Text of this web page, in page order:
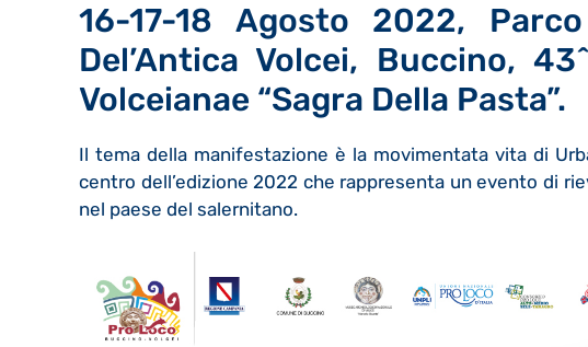
16-17-18 Agosto 2022,
Del’Antica Volcei, Buccino,
Volceianae “Sagra Della Pasta”.
Il tema della manifestazione è la movimentata vita di
centro dell’edizione 2022 che rappresenta un evento di
nel paese del salernitano.